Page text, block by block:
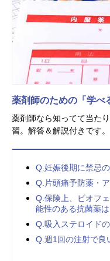
薬剤師のための「学べ
薬剤師なら知ってて当た
習。解答＆解説付きです。
Q.妊娠後期に禁忌
Q.片頭痛予防薬・
Q.保険上、ビオフ
能性のある抗菌薬は
Q.吸入ステロイド
Q.週1回の注射で良